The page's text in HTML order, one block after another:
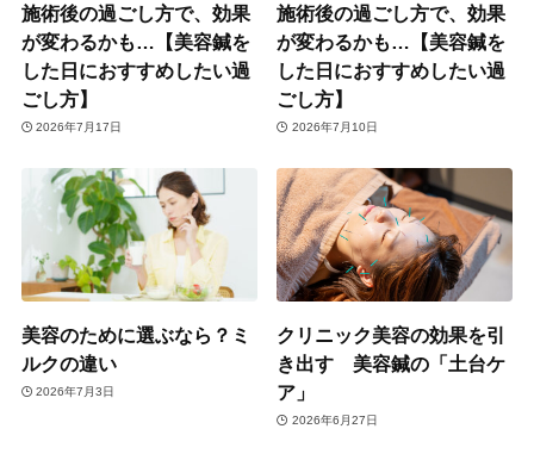
施術後の過ごし方で、効果
が変わるかも…【美容鍼を
した日におすすめしたい過
ごし方】
2026年7月17日
施術後の過ごし方で、効果
が変わるかも…【美容鍼を
した日におすすめしたい過
ごし方】
2026年7月10日
美容のために選ぶなら？ミ
ルクの違い
2026年7月3日
クリニック美容の効果を引
き出す 美容鍼の「土台ケ
ア」
2026年6月27日